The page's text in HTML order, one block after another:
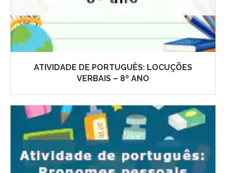
ATIVIDADE DE PORTUGUÊS: LOCUÇÕES
VERBAIS – 8º ANO